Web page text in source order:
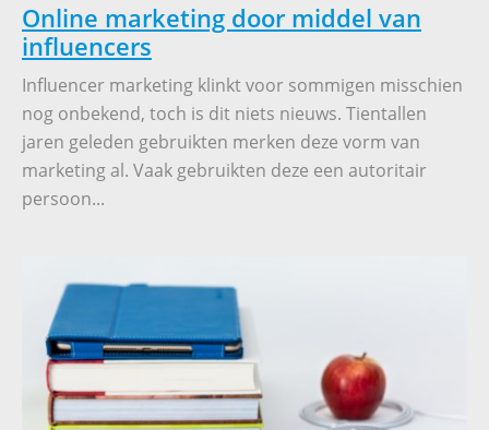
Online marketing door middel van
influencers
Influencer marketing klinkt voor sommigen misschien
nog onbekend, toch is dit niets nieuws. Tientallen
jaren geleden gebruikten merken deze vorm van
marketing al. Vaak gebruikten deze een autoritair
persoon...